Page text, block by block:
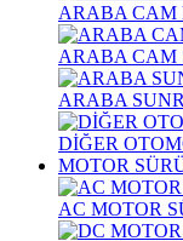
ARABA CAM
ARABA CAM
ARABA
DİĞER
MOTOR
AC MOTOR